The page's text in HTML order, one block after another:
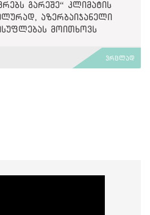
გარეშე“ კლიმატის
აზერბაიჯანელი
მოითხოვს
ვრცლად